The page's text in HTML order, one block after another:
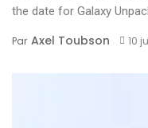
the date for Galaxy
Par Axel Toubson 10